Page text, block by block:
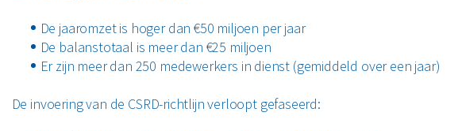
De jaaromzet is hoger dan €50 miljoen per jaar
De balanstotaal is meer dan €25 miljoen
Er zijn meer dan 250 medewerkers in dienst (gemiddeld over een jaar)
De invoering van de CSRD-richtlijn verloopt gefaseerd: